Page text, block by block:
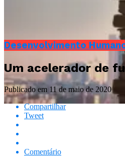
Desenvolvimento
Um acelerador de
Publicado em 11 de maio de 2020
Compartilhar
Tweet
Comentário